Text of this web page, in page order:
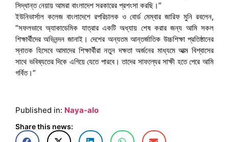
সিদ্ধান্ত নেয়ায় আমরা বাংলাদেশ সরকারের প্রশংসা করছি।”
ইউনিভার্সাল কলেজ বাংলাদেশে রপরিচালক ও বোর্ড মেম্বার জারিফ মুনি রবলেন,
“সফলভাবে অ্যাকাডেমিক যাত্রার একটি অধ্যায় শেষ করার জন্য আমি সকল
শিক্ষার্থীদের অভিনন্দন জানাই। দেশের অন্যতম আন্তর্জাতিক উচ্চশিক্ষা প্রতিষ্ঠানের
স্নাতক হিসেবে আমাদের শিক্ষার্থীরা নতুন দক্ষতা অর্জনের মাধ্যমে আত্ম বিশ্বাসের
সাথে ভবিষ্যতের দিকে এগিয়ে যেতে পারবে। তাদের সাফল্যের সাক্ষী হতে পেরে আমি
গর্বিত।”
Published in: Naya-alo
Share this news: